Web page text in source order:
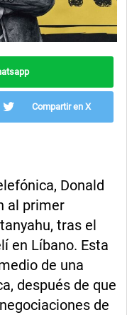
Compartir en X
Donald
al primer
tras el
en Líbano. Esta
de una
después de que
de